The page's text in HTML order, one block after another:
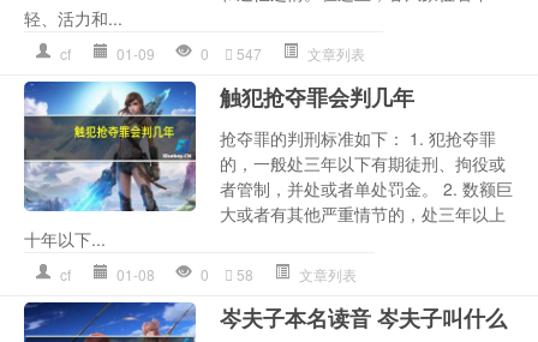
轻、活力和...
cf 01-09 0 547 文章列表
触犯抢夺罪会判几年
抢夺罪的判刑标准如下： 1. 犯抢夺罪
的，一般处三年以下有期徒刑、拘役或
者管制，并处或者单处罚金。 2. 数额巨
大或者有其他严重情节的，处三年以上
十年以下...
cf 01-08 0 58 文章列表
岑夫子本名读音 岑夫子叫什么